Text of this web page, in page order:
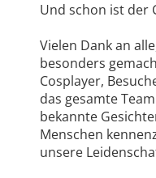
Und schon ist der
Vielen Dank an
besonders
Cosplayer,
das gesamte
bekannte
Menschen
unsere